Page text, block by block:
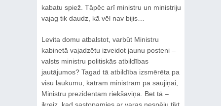
kabatu spiež. Tāpēc arī ministru un ministriju
vajag tik daudz, kā vēl nav bijis…
Levita domu atbalstot, varbūt Ministru
kabinetā vajadzētu izveidot jaunu posteni –
valsts ministru politiskās atbildības
jautājumos? Tagad tā atbildība izsmērēta pa
visu laukumu, katram ministram pa saujiņai,
Ministru prezidentam riekšaviņa. Bet tā –